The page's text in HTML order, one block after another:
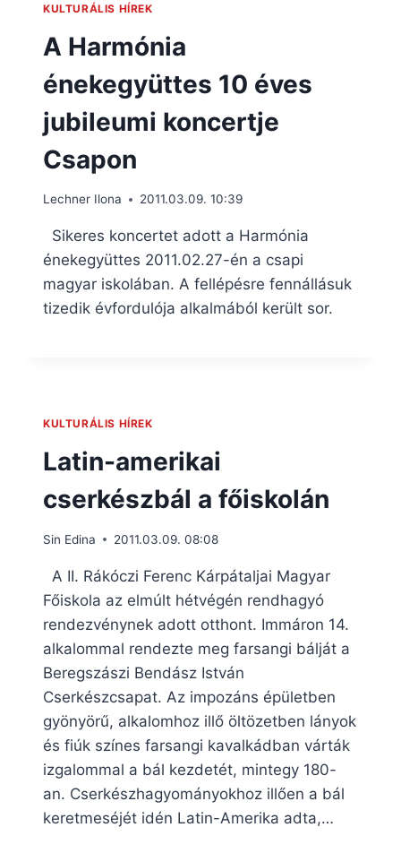
KULTURÁLIS HÍREK
A Harmónia
énekegyüttes 10 éves
jubileumi koncertje
Csapon
Lechner Ilona 2011.03.09. 10:39
Sikeres koncertet adott a Harmónia
énekegyüttes 2011.02.27-én a csapi
magyar iskolában. A fellépésre fennállásuk
tizedik évfordulója alkalmából került sor.
KULTURÁLIS HÍREK
Latin-amerikai
cserkészbál a főiskolán
Sin Edina 2011.03.09. 08:08
A II. Rákóczi Ferenc Kárpátaljai Magyar
Főiskola az elmúlt hétvégén rendhagyó
rendezvénynek adott otthont. Immáron 14.
alkalommal rendezte meg farsangi bálját a
Beregszászi Bendász István
Cserkészcsapat. Az impozáns épületben
gyönyörű, alkalomhoz illő öltözetben lányok
és fiúk színes farsangi kavalkádban várták
izgalommal a bál kezdetét, mintegy 180-
an. Cserkészhagyományokhoz illően a bál
keretmeséjét idén Latin-Amerika adta,…